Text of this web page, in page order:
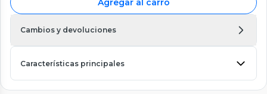
Agregar al carro
Cambios y devoluciones
Características principales